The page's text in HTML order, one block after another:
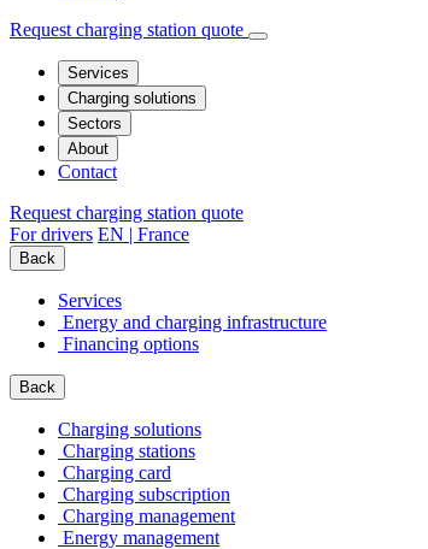
Request charging station quote
Services
Charging solutions
Sectors
About
Contact
Request charging station quote
For drivers EN | France
Back
Services
Energy and charging infrastructure
Financing options
Back
Charging solutions
Charging stations
Charging card
Charging subscription
Charging management
Energy management